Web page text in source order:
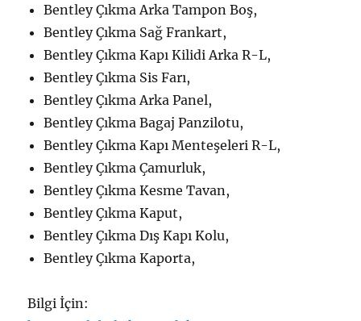
Bentley Çıkma Arka Tampon Boş,
Bentley Çıkma Sağ Frankart,
Bentley Çıkma Kapı Kilidi Arka R-L,
Bentley Çıkma Sis Farı,
Bentley Çıkma Arka Panel,
Bentley Çıkma Bagaj Panzilotu,
Bentley Çıkma Kapı Menteşeleri R-L,
Bentley Çıkma Çamurluk,
Bentley Çıkma Kesme Tavan,
Bentley Çıkma Kaput,
Bentley Çıkma Dış Kapı Kolu,
Bentley Çıkma Kaporta,
Bilgi İçin: